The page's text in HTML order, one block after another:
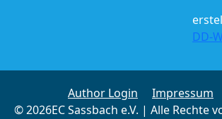
DD-
© 2026EC Sassbach e.V. | Alle Rechte
Author Login Impressum